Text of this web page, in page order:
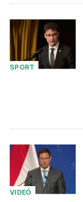
SPORT
VIDEÓ